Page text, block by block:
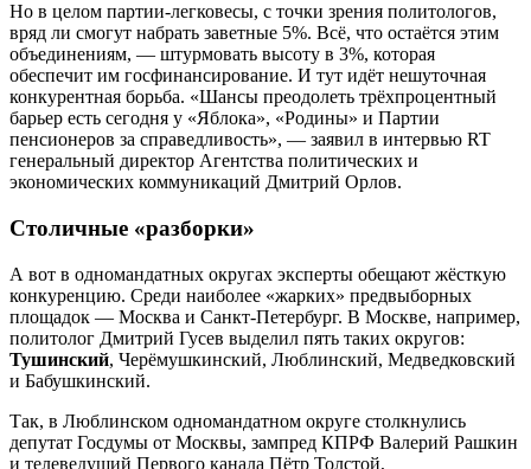
Но в целом партии-легковесы, с точки зрения политологов,
вряд ли смогут набрать заветные 5%. Всё, что остаётся этим
объединениям, — штурмовать высоту в 3%, которая
обеспечит им госфинансирование. И тут идёт нешуточная
конкурентная борьба. «Шансы преодолеть трёхпроцентный
барьер есть сегодня у «Яблока», «Родины» и Партии
пенсионеров за справедливость», — заявил в интервью RT
генеральный директор Агентства политических и
экономических коммуникаций Дмитрий Орлов.
Столичные «разборки»
А вот в одномандатных округах эксперты обещают жёсткую
конкуренцию. Среди наиболее «жарких» предвыборных
площадок — Москва и Санкт-Петербург. В Москве, например,
политолог Дмитрий Гусев выделил пять таких округов:
Тушинский, Черёмушкинский, Люблинский, Медведковский
и Бабушкинский.
Так, в Люблинском одномандатном округе столкнулись
депутат Госдумы от Москвы, зампред КПРФ Валерий Рашкин
и телеведущий Первого канала Пётр Толстой,